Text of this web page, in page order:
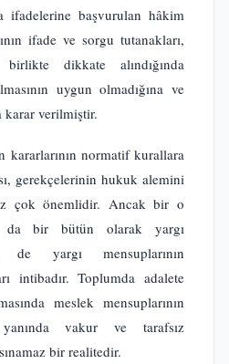
ifadelerine başvurulan hâkim
ifade ve sorgu tutanakları,
birlikte dikkate alındığında
uygun olmadığına ve
karar verilmiştir.
kararlarının normatif kurallara
gerekçelerinin hukuk alemini
çok önemlidir. Ancak bir o
da bir bütün olarak yargı
de yargı mensuplarının
intibadır. Toplumda adalete
meslek mensuplarının
vakur ve tarafsız
bir realitedir.